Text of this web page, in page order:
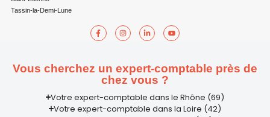
Tassin-la-Demi-Lune
Vous cherchez un expert-comptable près de
chez vous ?
Votre expert-comptable dans le Rhône (69)
Votre expert-comptable dans la Loire (42)